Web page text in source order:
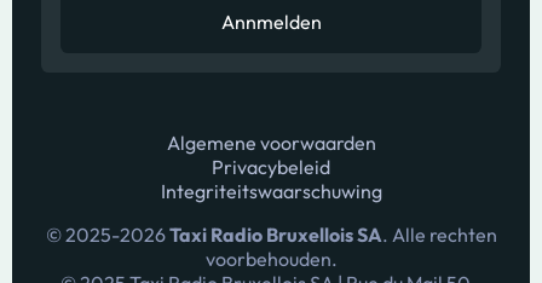
Algemene voorwaarden
Privacybeleid
Integriteitswaarschuwing
© 2025-2026Taxi Radio Bruxellois SA. Alle rechten
voorbehouden.